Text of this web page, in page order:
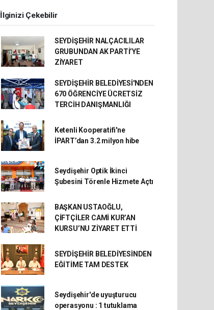
İlginizi Çekebilir
SEYDİŞEHİR NALÇACILILAR
GRUBUNDAN AK PARTİ’YE
ZİYARET
SEYDİŞEHİR BELEDİYESİ'NDEN
670 ÖĞRENCİYE ÜCRETSİZ
TERCİH DANIŞMANLIĞI
Ketenli Kooperatifi'ne
İPART’dan 3.2 milyon hibe
Seydişehir Optik İkinci
Şubesini Törenle Hizmete Açtı
BAŞKAN USTAOĞLU,
ÇİFTÇİLER CAMİ KUR’AN
KURSU’NU ZİYARET ETTİ
SEYDİŞEHİR BELEDİYESİNDEN
EĞİTİME TAM DESTEK
Seydişehir'de uyuşturucu
operasyonu : 1 tutuklama